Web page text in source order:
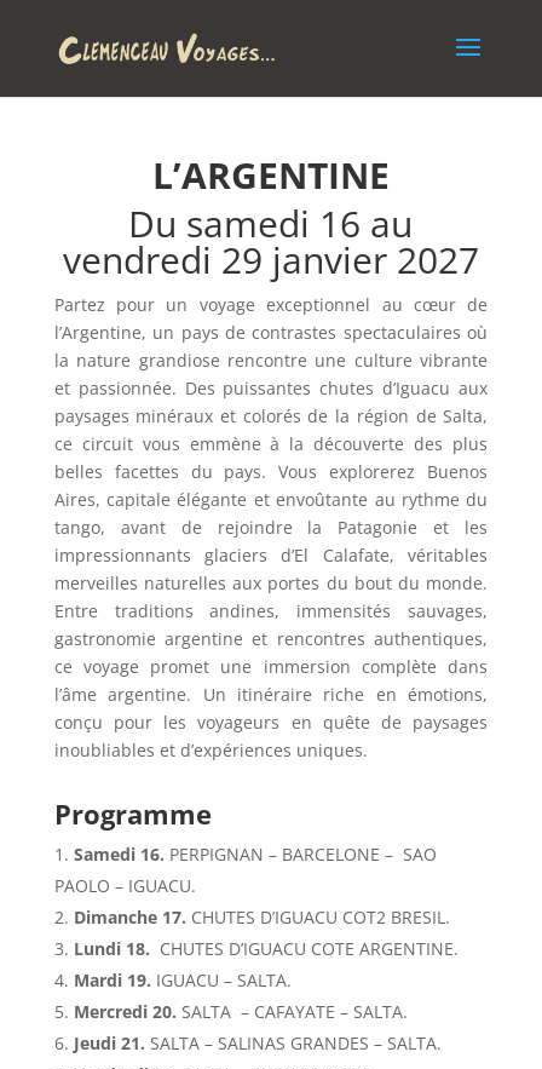
L’ARGENTINE
Du samedi 16 au
vendredi 29 janvier 2027
Partez pour un voyage exceptionnel au cœur de
l’Argentine, un pays de contrastes spectaculaires où
la nature grandiose rencontre une culture vibrante
et passionnée. Des puissantes chutes d’Iguacu aux
paysages minéraux et colorés de la région de Salta,
ce circuit vous emmène à la découverte des plus
belles facettes du pays. Vous explorerez Buenos
Aires, capitale élégante et envoûtante au rythme du
tango, avant de rejoindre la Patagonie et les
impressionnants glaciers d’El Calafate, véritables
merveilles naturelles aux portes du bout du monde.
Entre traditions andines, immensités sauvages,
gastronomie argentine et rencontres authentiques,
ce voyage promet une immersion complète dans
l’âme argentine. Un itinéraire riche en émotions,
conçu pour les voyageurs en quête de paysages
inoubliables et d’expériences uniques.
Programme
Samedi 16. PERPIGNAN – BARCELONE – SAO
PAOLO – IGUACU.
Dimanche 17. CHUTES D’IGUACU COT2 BRESIL.
Lundi 18. CHUTES D’IGUACU COTE ARGENTINE.
Mardi 19. IGUACU – SALTA.
Mercredi 20. SALTA – CAFAYATE – SALTA.
Jeudi 21. SALTA – SALINAS GRANDES – SALTA.